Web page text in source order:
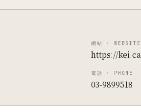
網站 · WEBSITE
https://
電話 · PHONE
03-9899518